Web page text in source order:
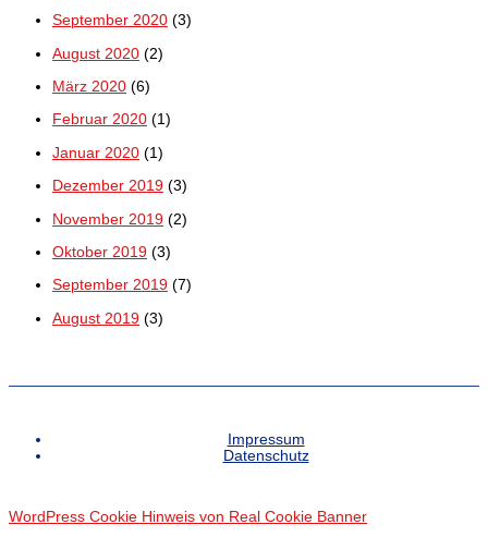
September 2020 (3)
August 2020 (2)
März 2020 (6)
Februar 2020 (1)
Januar 2020 (1)
Dezember 2019 (3)
November 2019 (2)
Oktober 2019 (3)
September 2019 (7)
August 2019 (3)
Impressum
Datenschutz
WordPress Cookie Hinweis von Real Cookie Banner